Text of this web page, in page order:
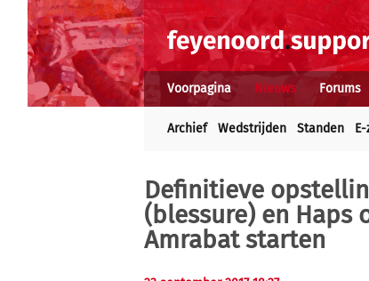
Voorpagina Nieuws Forums
Archief Wedstrijden Standen
Definitieve
(blessure) en Haps
Amrabat starten